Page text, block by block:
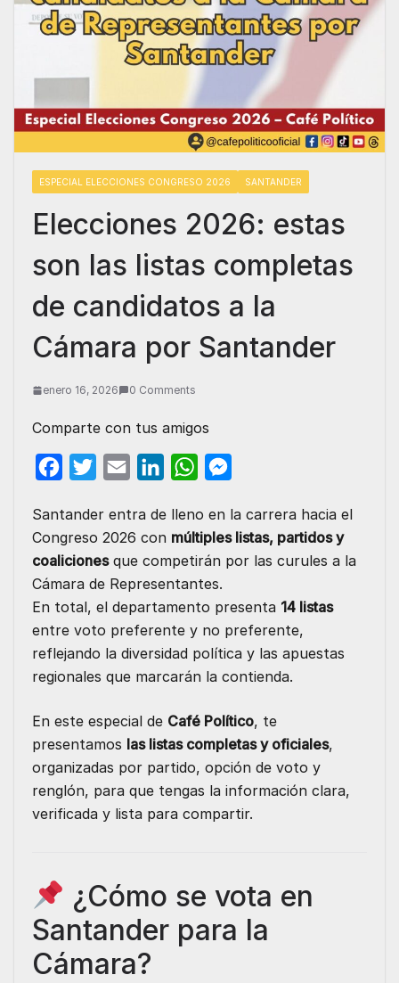
ESPECIAL ELECCIONES CONGRESO 2026 SANTANDER
Elecciones 2026: estas
son las listas completas
de candidatos a la
Cámara por Santander
enero 16, 2026 0 Comments
Comparte con tus amigos
c
e
o
o
k
i
t
t
e
r
a
i
n
k
d
I
n
W
a
t
A
p
p
s
s
n
g
e
r
Santander entra de lleno en la carrera hacia el
Congreso 2026 con múltiples listas, partidos y
coalicionesque competirán por las curules a la
Cámara de Representantes.
En total, el departamento presenta 14 listas
entre voto preferente y no preferente,
reflejando la diversidad política y las apuestas
regionales que marcarán la contienda.
En este especial de Café Político, te
presentamos las listas completas y oficiales,
organizadas por partido, opción de voto y
renglón, para que tengas la información clara,
verificada y lista para compartir.
¿Cómo se vota en
Santander para la
Cámara?